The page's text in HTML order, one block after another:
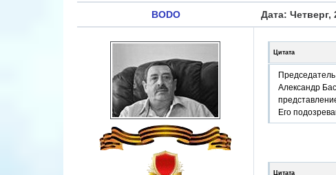
BODO Дата:
Цитата
Александр
Его
Цитата